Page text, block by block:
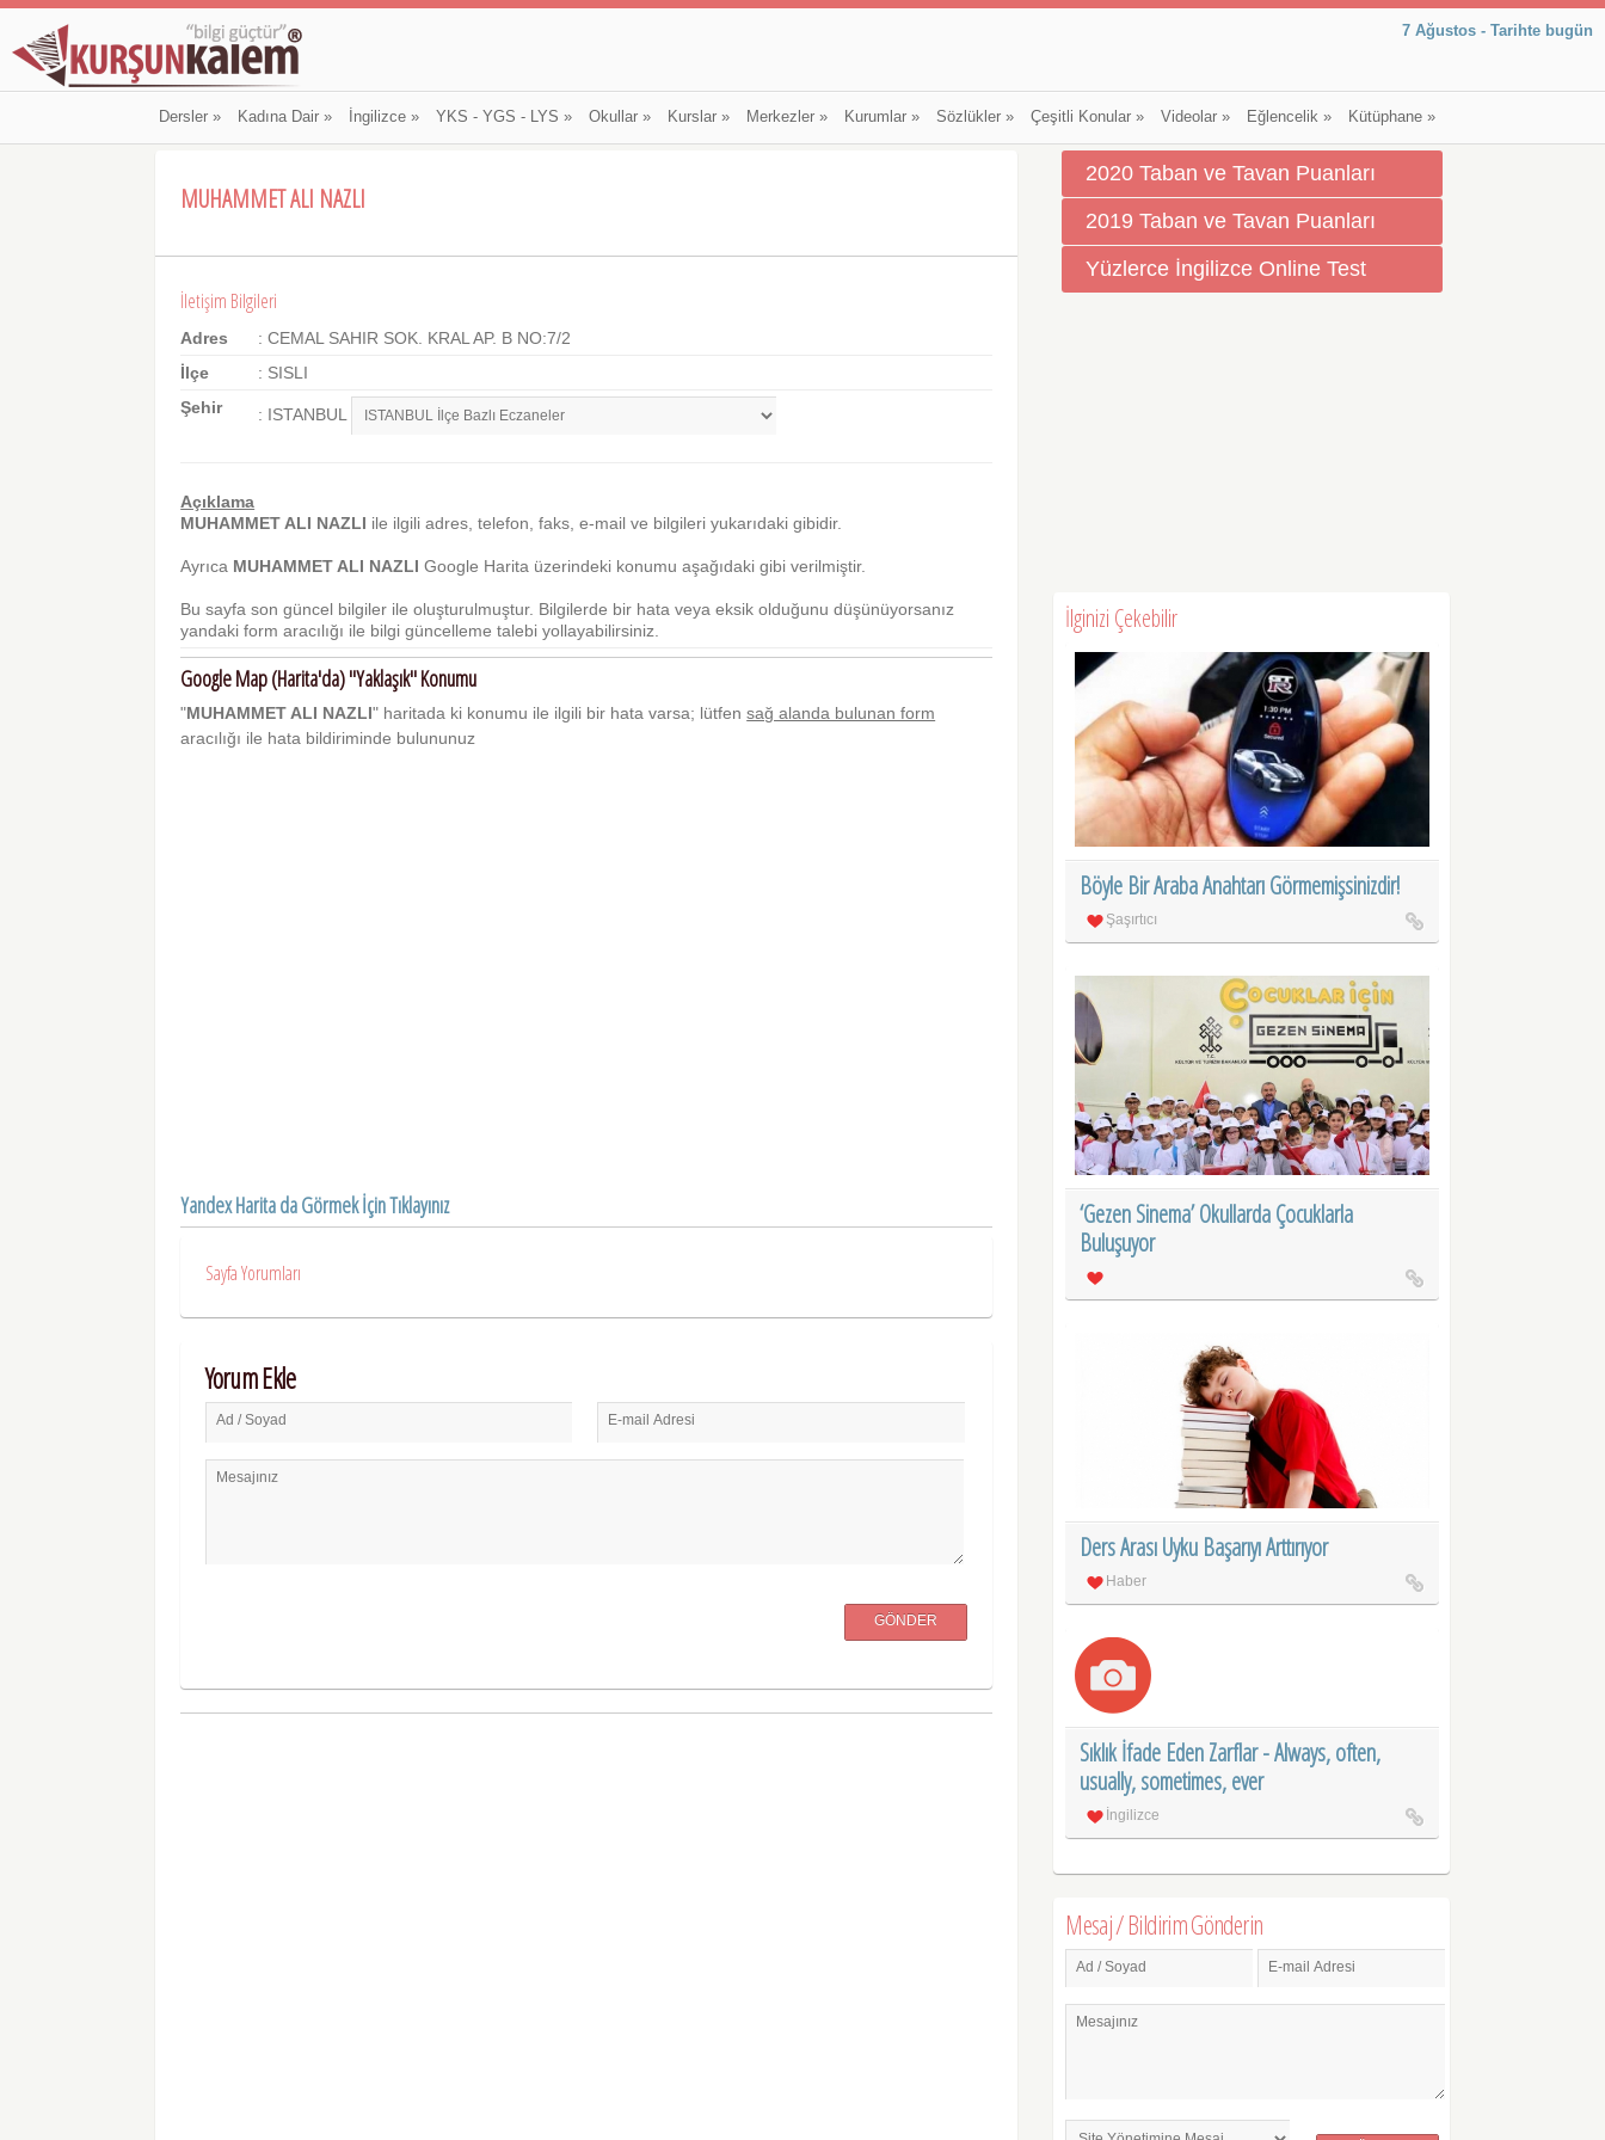
7 Ağustos - Tarihte bugün
Dersler» Kadına Dair» İngilizce» YKS - YGS - LYS » Okullar» Kurslar» Merkezler» Kurumlar» Sözlükler» Çeşitli Konular» Videolar» Eğlencelik» Kütüphane»
MUHAMMET ALI NAZLI
İletişim Bilgileri
Adres
: CEMAL SAHIR SOK. KRAL AP. B NO:7/2
İlçe
: SISLI
Şehir
: ISTANBUL
Açıklama
MUHAMMET ALI NAZLI ile ilgili adres, telefon, faks, e-mail ve bilgileri yukarıdaki gibidir.
Ayrıca MUHAMMET ALI NAZLI Google Harita üzerindeki konumu aşağıdaki gibi verilmiştir.
Bu sayfa son güncel bilgiler ile oluşturulmuştur. Bilgilerde bir hata veya eksik olduğunu düşünüyorsanız
yandaki form aracılığı ile bilgi güncelleme talebi yollayabilirsiniz.
Google Map (Harita'da) "Yaklaşık" Konumu
"MUHAMMET ALI NAZLI" haritada ki konumu ile ilgili bir hata varsa; lütfensağ alanda bulunan form
aracılığı ile hata bildiriminde bulununuz
Yandex Harita da Görmek İçin Tıklayınız
Sayfa Yorumları
Yorum Ekle
Ad / Soyad E-mail Adresi
Mesajınız
GÖNDER
2020 Taban ve Tavan Puanları
2019 Taban ve Tavan Puanları
Yüzlerce İngilizce Online Test
İlginizi Çekebilir
Böyle Bir Araba Anahtarı Görmemişsinizdir!
Şaşırtıcı
‘Gezen Sinema’ Okullarda Çocuklarla
Buluşuyor
Ders Arası Uyku Başarıyı Arttırıyor
Haber
Sıklık İfade Eden Zarflar - Always, often,
usually, sometimes, ever
İngilizce
Mesaj / Bildirim Gönderin
Ad / Soyad E-mail Adresi
Mesajınız